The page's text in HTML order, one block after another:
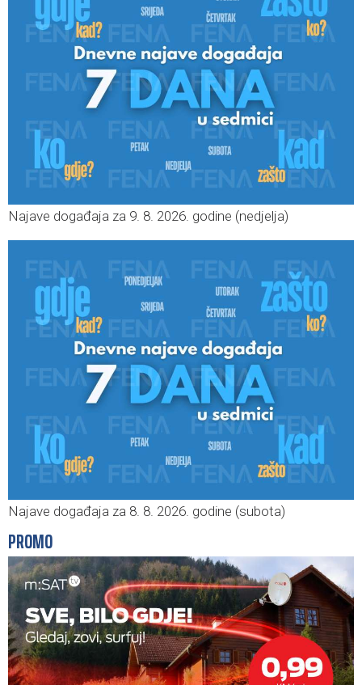
Najave događaja za 9. 8. 2026. godine (nedjelja)
Najave događaja za 8. 8. 2026. godine (subota)
PROMO